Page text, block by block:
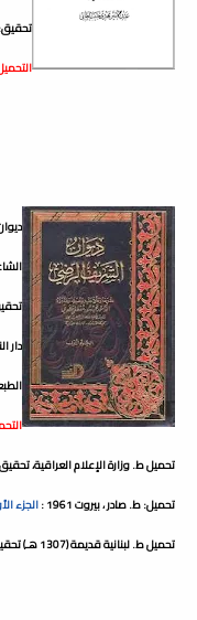
دار
تحميل ط. وزارة الإعلام العراقية،
تحميل: ط. صادر ، بيروت 1961 :
الجزء
تحميل ط. لبنانية قديمة (1307 هـ) تحقيق عباس الأزهري :